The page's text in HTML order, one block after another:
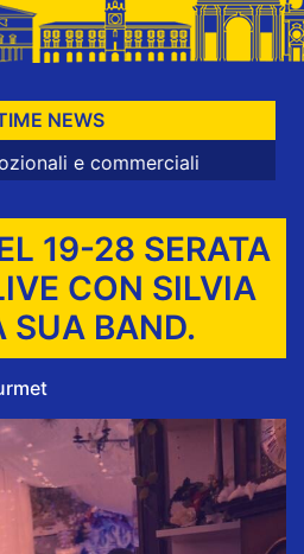
NEWS
commerciali
19-28 SERATA
CON SILVIA
SUA BAND.